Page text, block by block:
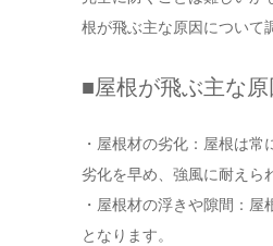
根が飛ぶ主な原因について
■屋根が飛ぶ主な原
・屋根材の劣化：屋根は
劣化を早め、強風に耐えら
・屋根材の浮きや隙間：
となります。